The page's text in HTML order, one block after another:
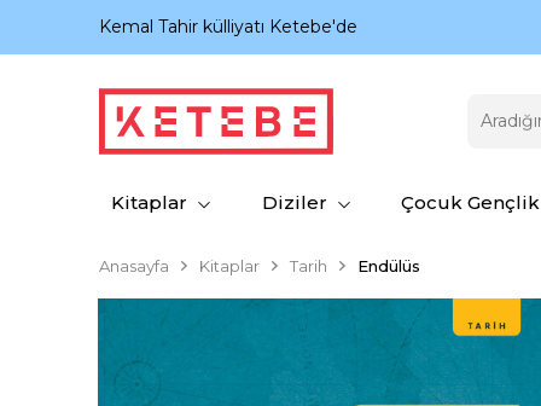
Kemal Tahir külliyatı Ketebe'de
Kitaplar Diziler Çocuk Gençlik
Anasayfa Kitaplar Tarih Endülüs